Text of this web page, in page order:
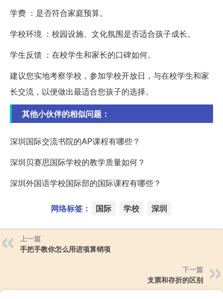
学费 ：是否符合家庭预算。
学校环境 ：校园设施、文化氛围是否适合孩子成长。
学生反馈 ：在校学生和家长的口碑如何。
建议您实地考察学校，参加学校开放日，与在校学生和家
长交流，以便做出最适合您孩子的选择。
其他小伙伴的相似问题：
深圳国际交流书院的AP课程有哪些？
深圳贝赛思国际学校的教学质量如何？
深圳外国语学校国际部的国际课程有哪些？
网络标签： 国际 学校 深圳
上一篇
手把手教你怎么用进项算销项
下一篇
支票和存折的区别